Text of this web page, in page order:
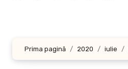
Prima pagină 2020 iulie